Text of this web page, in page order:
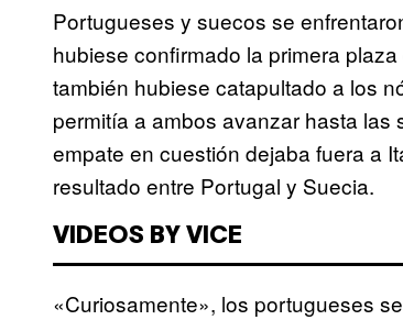
Portugueses y suecos se
hubiese confirmado la primera
también hubiese catapultado a los
permitía a ambos avanzar hasta las
empate en cuestión dejaba fuera a
resultado entre Portugal y Suecia.
VIDEOS BY VICE
«Curiosamente», los portugueses